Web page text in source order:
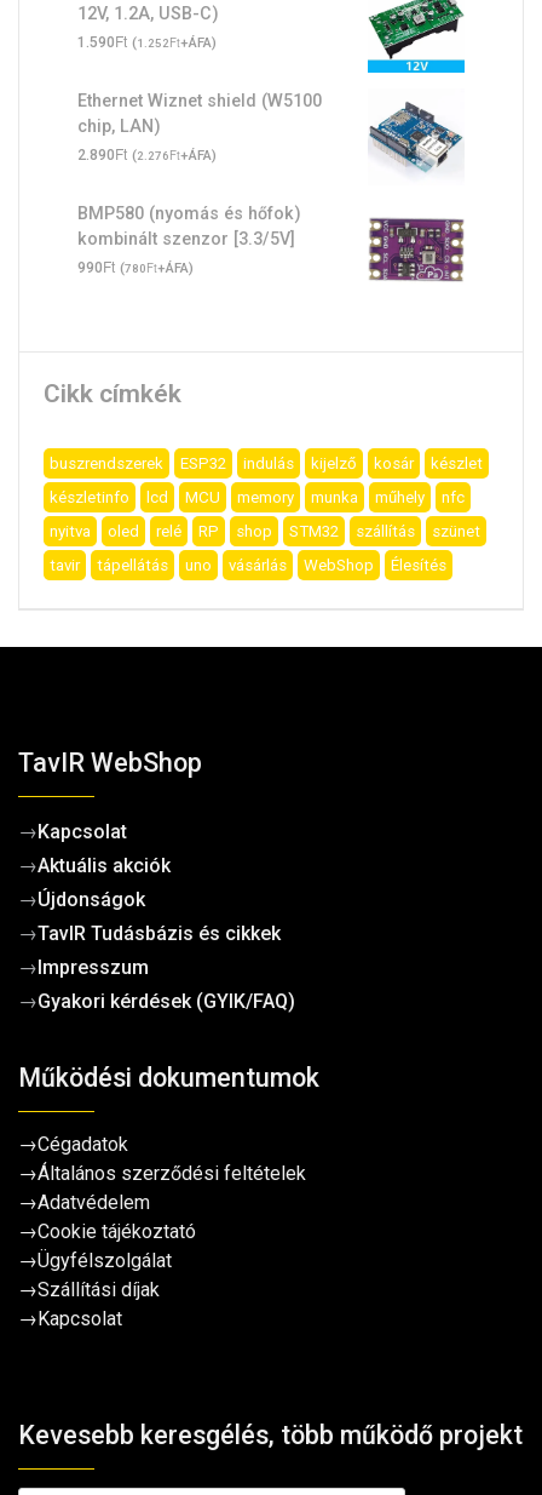
12V, 1.2A, USB-C)
1.590Ft (1.252Ft+ÁFA)
Ethernet Wiznet shield (W5100
chip, LAN)
2.890Ft (2.276Ft+ÁFA)
BMP580 (nyomás és hőfok)
kombinált szenzor [3.3/5V]
990Ft (780Ft+ÁFA)
Cikk címkék
buszrendszerek ESP32 indulás kijelző kosár
készlet
készletinfo
lcd MCU memory munka műhely
nfc
nyitva
oled relé RP shop STM32 szállítás
szünet
tavir
tápellátás uno vásárlás WebShop Élesítés
TavIR WebShop
→Kapcsolat
→Aktuális akciók
→Újdonságok
→TavIR Tudásbázis és cikkek
→ Impresszum
→Gyakori kérdések (GYIK/FAQ)
Működési dokumentumok
→Cégadatok
→Általános szerződési feltételek
→Adatvédelem
→Cookie tájékoztató
→Ügyfélszolgálat
→Szállítási díjak
→ Kapcsolat
Kevesebb keresgélés, több működő projekt